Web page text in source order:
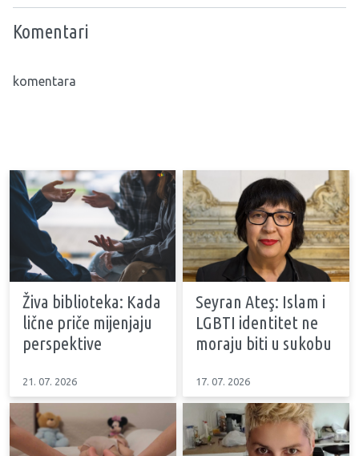
Komentari
komentara
Živa biblioteka: Kada
lične priče mijenjaju
perspektive
21. 07. 2026
Seyran Ateş: Islam i
LGBTI identitet ne
moraju biti u sukobu
17. 07. 2026